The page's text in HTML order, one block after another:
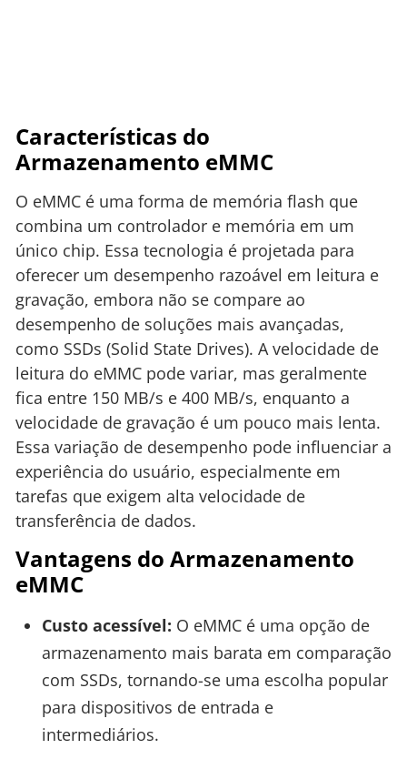
Características do
Armazenamento eMMC
O eMMC é uma forma de memória flash que
combina um controlador e memória em um
único chip. Essa tecnologia é projetada para
oferecer um desempenho razoável em leitura e
gravação, embora não se compare ao
desempenho de soluções mais avançadas,
como SSDs (Solid State Drives). A velocidade de
leitura do eMMC pode variar, mas geralmente
fica entre 150 MB/s e 400 MB/s, enquanto a
velocidade de gravação é um pouco mais lenta.
Essa variação de desempenho pode influenciar a
experiência do usuário, especialmente em
tarefas que exigem alta velocidade de
transferência de dados.
Vantagens do Armazenamento
eMMC
Custo acessível: O eMMC é uma opção de
armazenamento mais barata em comparação
com SSDs, tornando-se uma escolha popular
para dispositivos de entrada e
intermediários.